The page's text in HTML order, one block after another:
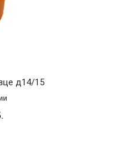
д14/15